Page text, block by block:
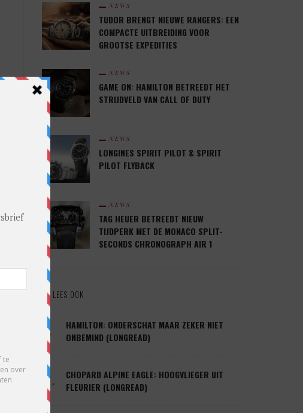
NEWS
TUDOR BRENGT NIEUWE RANGERS: EEN
COMPACTE UITBREIDING VOOR
GROOTSE EXPEDITIES
NEWS
GAME ON: HAMILTON BETREEDT HET
STRIJDVELD VAN CALL OF DUTY
NEWS
LONGINES SPIRIT PILOT & SPIRIT
PILOT FLYBACK
NEWS
TAG HEUER BETREEDT NIEUW
TIJDPERK MET DE MONACO SPLIT-
SECONDS CHRONOGRAPH AIR 1
LEES OOK
1.
HAMILTON: ONDERSCHAT MAAR ZEKER NIET
ONBEMIND (LONGREAD)
2.
CHOPARD ALPINE EAGLE: HOOGVLIEGER UIT
FLEURIER (LONGREAD)